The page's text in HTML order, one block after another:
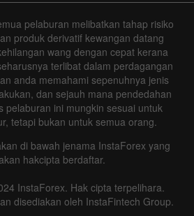
pelaburan melibatkan tahap risiko
produk derivatif kewangan datang
wang dengan cepat kerana
terlibat dalam perdagangan
anda memahami sepenuhnya jenis
dan sejauh mana pendedahan
pelaburan ini mungkin sesuai untuk
tetapi bukan untuk semua orang.
di bawah jenama InstaForex yang
hakcipta berdaftar.
InstaForex. Hak cipta terpelihara.
disediakan oleh InstaFintech Group.